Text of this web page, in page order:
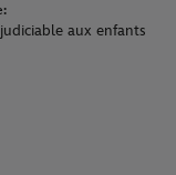
aux enfants